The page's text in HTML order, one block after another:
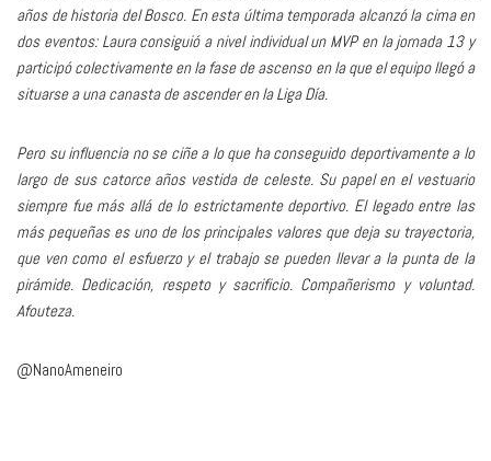
años de historia del Bosco. En esta última temporada alcanzó la cima en
dos eventos: Laura consiguió a nivel individual un MVP en la jornada 13 y
participó colectivamente en la fase de ascenso en la que el equipo llegó a
situarse a una canasta de ascender en la Liga Día.
Pero su influencia no se ciñe a lo que ha conseguido deportivamente a lo
largo de sus catorce años vestida de celeste. Su papel en el vestuario
siempre fue más allá de lo estrictamente deportivo. El legado entre las
más pequeñas es uno de los principales valores que deja su trayectoria,
que ven como el esfuerzo y el trabajo se pueden llevar a la punta de la
pirámide. Dedicación, respeto y sacrificio. Compañerismo y voluntad.
Afouteza.
@NanoAmeneiro